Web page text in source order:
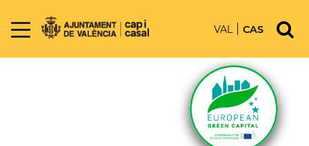
VAL CAS